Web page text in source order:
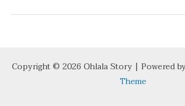
ใน
Copyright © 2026 Ohlala Story | Powered
Theme